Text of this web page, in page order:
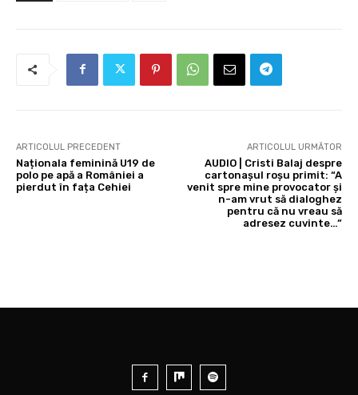
ARTICOLUL PRECEDENT
Naționala feminină U19 de
polo pe apă a României a
pierdut în fața Cehiei
ARTICOLUL URMĂTOR
AUDIO | Cristi Balaj despre
cartonașul roșu primit: “A
venit spre mine provocator și
n-am vrut să dialoghez
pentru că nu vreau să
adresez cuvinte…”